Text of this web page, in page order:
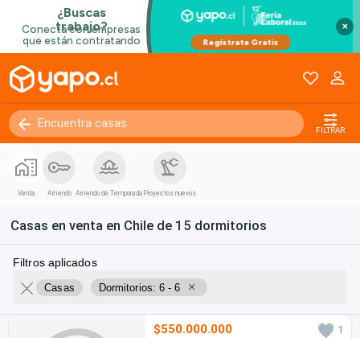
×
FILTRAR
Venta Arriendo Arriendo de Temporada Proyectos nuevos
Casas en venta en Chile de 15 dormitorios
Filtros aplicados
Casas Dormitorios: 6 - 6 ×
$550.000.000
1